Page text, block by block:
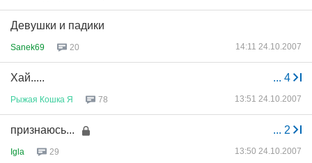
Девушки и падики
Sanek69 20 14:11 24.10.2007
... 4
Хай.....
Рыжая Кошка Я 78 13:51 24.10.2007
... 2
признаюсь...
Igla 29 13:50 24.10.2007